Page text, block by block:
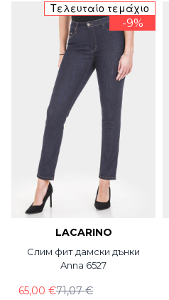
Τελευταίο τεμάχιο
-9%
LACARINO
Слим фит дамски дънки
Anna 6527
71,07 €
65,00 €